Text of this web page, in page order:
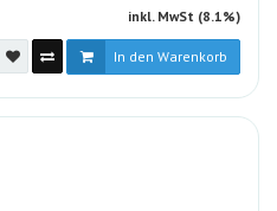
inkl. MwSt (8.1%)
In den Warenkorb